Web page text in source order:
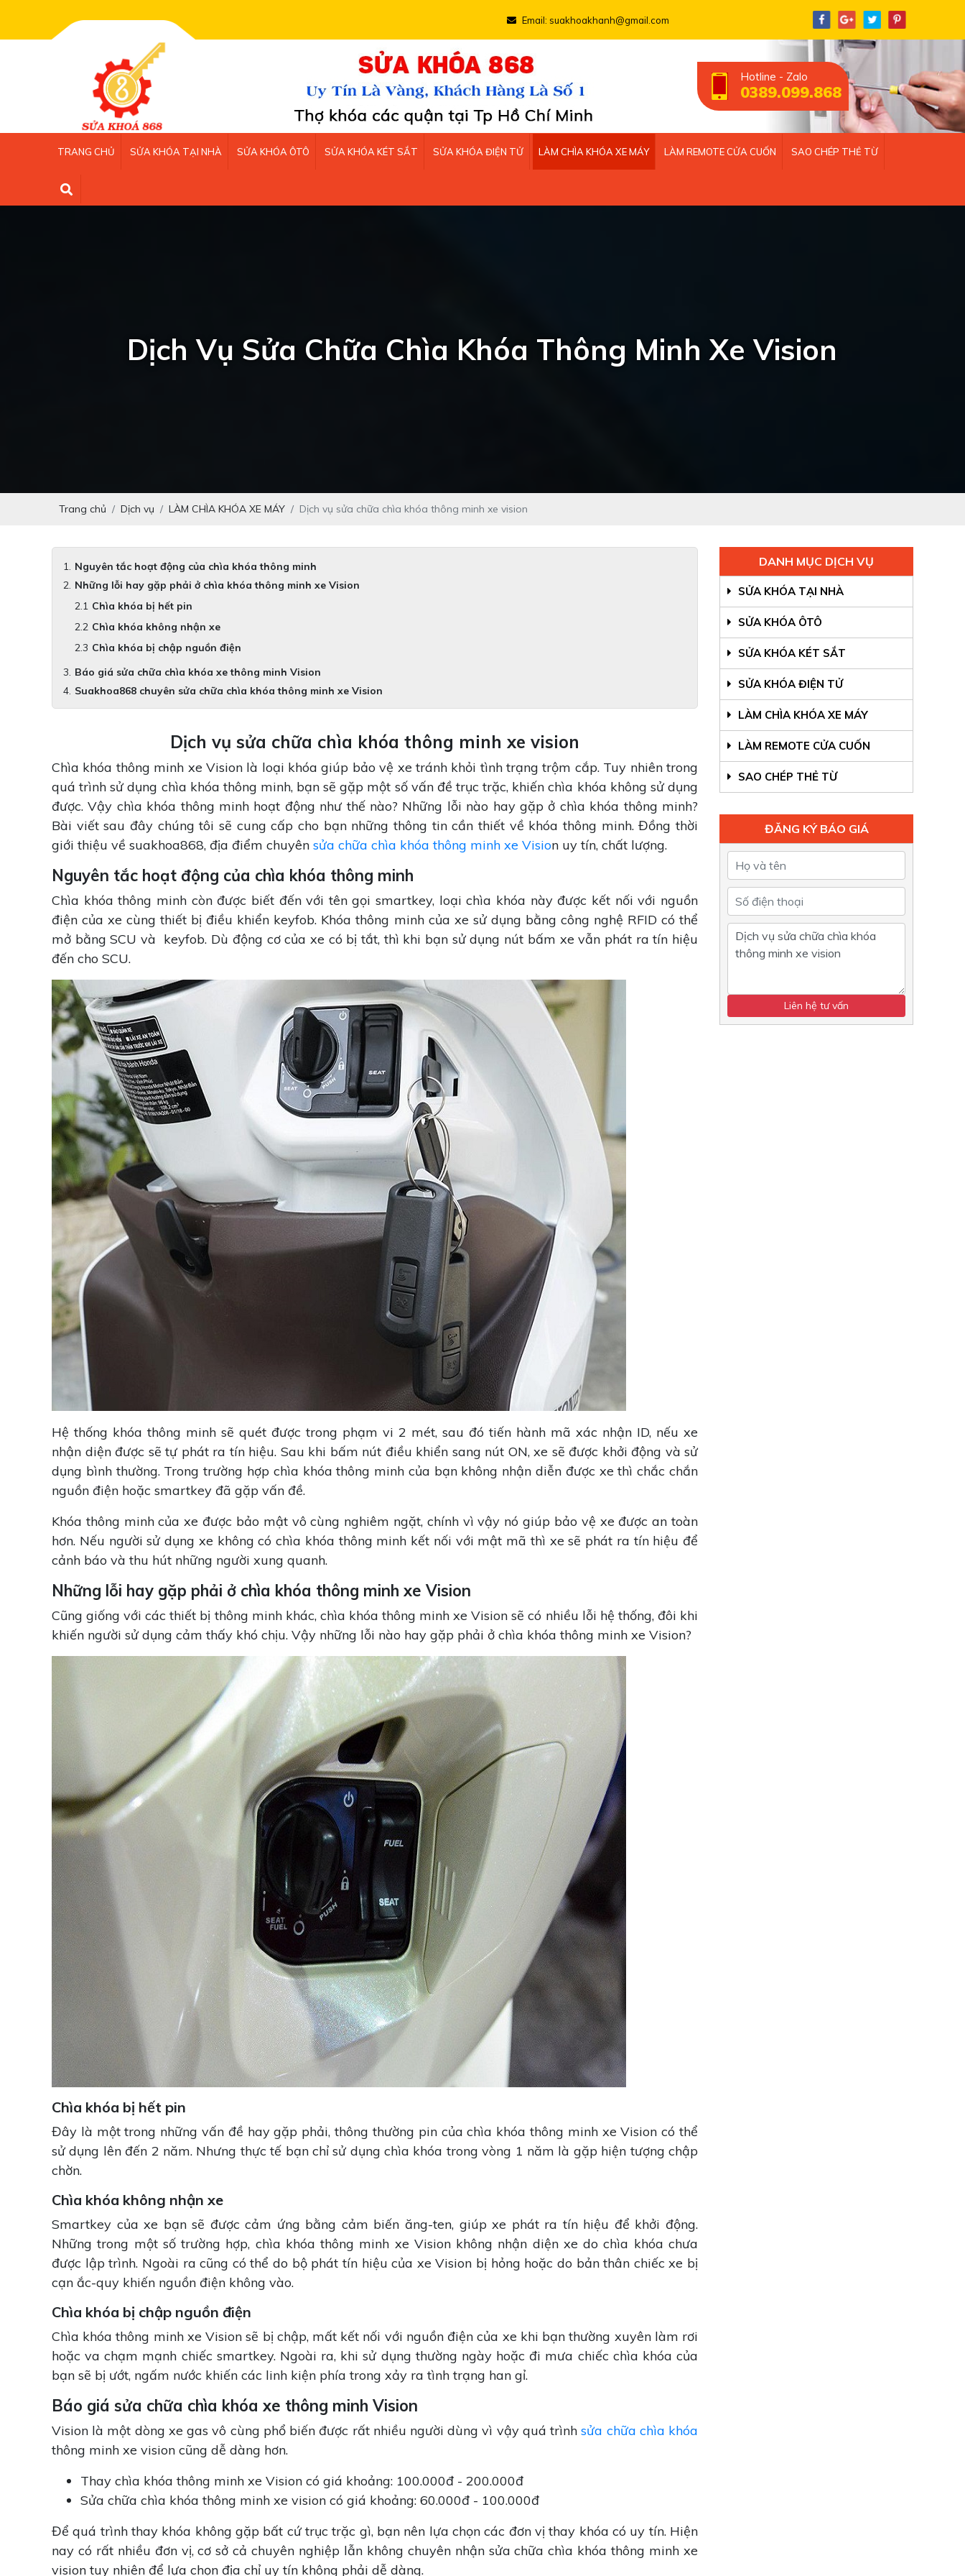
Email: suakhoakhanh@gmail.com
Hotline - Zalo
0389.099.868
TRANG CHỦ SỬA KHÓA TẠI NHÀ SỬA KHÓA ÔTÔ SỬA KHÓA KÉT SẮT SỬA KHÓA ĐIỆN TỬ LÀM CHÌA KHÓA XE MÁY LÀM REMOTE CỬA CUỐN SAO CHÉP THẺ TỪ
Dịch Vụ Sửa Chữa Chìa Khóa Thông Minh Xe Vision
Trang chủ Dịch vụ LÀM CHÌA KHÓA XE MÁY Dịch vụ sửa chữa chìa khóa thông minh xe vision
Nguyên tắc hoạt động của chìa khóa thông minh
Những lỗi hay gặp phải ở chìa khóa thông minh xe Vision
Chìa khóa bị hết pin
Chìa khóa không nhận xe
Chìa khóa bị chập nguồn điện
Báo giá sửa chữa chìa khóa xe thông minh Vision
Suakhoa868 chuyên sửa chữa chìa khóa thông minh xe Vision
Dịch vụ sửa chữa chìa khóa thông minh xe vision
Chìa khóa thông minh xe Vision là loại khóa giúp bảo vệ xe tránh khỏi tình trạng trộm cắp. Tuy nhiên trong
quá trình sử dụng chìa khóa thông minh, bạn sẽ gặp một số vấn đề trục trặc, khiến chìa khóa không sử dụng
được. Vậy chìa khóa thông minh hoạt động như thế nào? Những lỗi nào hay gặp ở chìa khóa thông minh?
Bài viết sau đây chúng tôi sẽ cung cấp cho bạn những thông tin cần thiết về khóa thông minh. Đồng thời
giới thiệu về suakhoa868, địa điểm chuyên sửa chữa chìa khóa thông minh xe Vision uy tín, chất lượng.
Nguyên tắc hoạt động của chìa khóa thông minh
Chìa khóa thông minh còn được biết đến với tên gọi smartkey, loại chìa khóa này được kết nối với nguồn
điện của xe cùng thiết bị điều khiển keyfob. Khóa thông minh của xe sử dụng bằng công nghệ RFID có thể
mở bằng SCU và keyfob. Dù động cơ của xe có bị tắt, thì khi bạn sử dụng nút bấm xe vẫn phát ra tín hiệu
đến cho SCU.
Hệ thống khóa thông minh sẽ quét được trong phạm vi 2 mét, sau đó tiến hành mã xác nhận ID, nếu xe
nhận diện được sẽ tự phát ra tín hiệu. Sau khi bấm nút điều khiển sang nút ON, xe sẽ được khởi động và sử
dụng bình thường. Trong trường hợp chìa khóa thông minh của bạn không nhận diễn được xe thì chắc chắn
nguồn điện hoặc smartkey đã gặp vấn đề.
Khóa thông minh của xe được bảo mật vô cùng nghiêm ngặt, chính vì vậy nó giúp bảo vệ xe được an toàn
hơn. Nếu người sử dụng xe không có chìa khóa thông minh kết nối với mật mã thì xe sẽ phát ra tín hiệu để
cảnh báo và thu hút những người xung quanh.
Những lỗi hay gặp phải ở chìa khóa thông minh xe Vision
Cũng giống với các thiết bị thông minh khác, chìa khóa thông minh xe Vision sẽ có nhiều lỗi hệ thống, đôi khi
khiến người sử dụng cảm thấy khó chịu. Vậy những lỗi nào hay gặp phải ở chìa khóa thông minh xe Vision?
Chìa khóa bị hết pin
Đây là một trong những vấn đề hay gặp phải, thông thường pin của chìa khóa thông minh xe Vision có thể
sử dụng lên đến 2 năm. Nhưng thực tế bạn chỉ sử dụng chìa khóa trong vòng 1 năm là gặp hiện tượng chập
chờn.
Chìa khóa không nhận xe
Smartkey của xe bạn sẽ được cảm ứng bằng cảm biến ăng-ten, giúp xe phát ra tín hiệu để khởi động.
Những trong một số trường hợp, chìa khóa thông minh xe Vision không nhận diện xe do chìa khóa chưa
được lập trình. Ngoài ra cũng có thể do bộ phát tín hiệu của xe Vision bị hỏng hoặc do bản thân chiếc xe bị
cạn ắc-quy khiến nguồn điện không vào.
Chìa khóa bị chập nguồn điện
Chìa khóa thông minh xe Vision sẽ bị chập, mất kết nối với nguồn điện của xe khi bạn thường xuyên làm rơi
hoặc va chạm mạnh chiếc smartkey. Ngoài ra, khi sử dụng thường ngày hoặc đi mưa chiếc chìa khóa của
bạn sẽ bị ướt, ngấm nước khiến các linh kiện phía trong xảy ra tình trạng han gỉ.
Báo giá sửa chữa chìa khóa xe thông minh Vision
Vision là một dòng xe gas vô cùng phổ biến được rất nhiều người dùng vì vậy quá trìnhsửa chữa chìa khóa
thông minh xe vision cũng dễ dàng hơn.
Thay chìa khóa thông minh xe Vision có giá khoảng: 100.000đ - 200.000đ
Sửa chữa chìa khóa thông minh xe vision có giá khoảng: 60.000đ - 100.000đ
Để quá trình thay khóa không gặp bất cứ trục trặc gì, bạn nên lựa chọn các đơn vị thay khóa có uy tín. Hiện
nay có rất nhiều đơn vị, cơ sở cả chuyên nghiệp lẫn không chuyên nhận sửa chữa chìa khóa thông minh xe
vision tuy nhiên để lựa chọn địa chỉ uy tín không phải dễ dàng.
DANH MỤC DỊCH VỤ
SỬA KHÓA TẠI NHÀ
SỬA KHÓA ÔTÔ
SỬA KHÓA KÉT SẮT
SỬA KHÓA ĐIỆN TỬ
LÀM CHÌA KHÓA XE MÁY
LÀM REMOTE CỬA CUỐN
SAO CHÉP THẺ TỪ
ĐĂNG KÝ BÁO GIÁ